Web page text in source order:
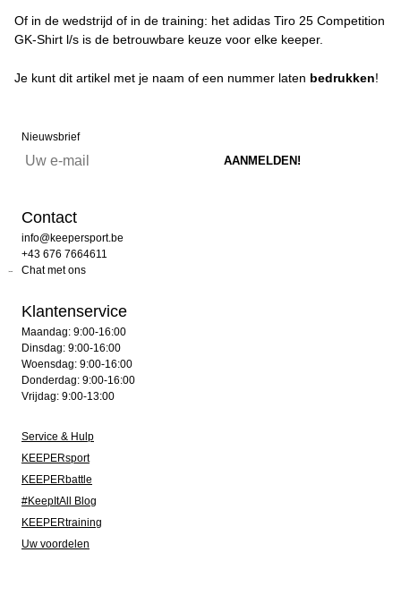
Of in de wedstrijd of in de training: het adidas Tiro 25 Competition
GK-Shirt l/s is de betrouwbare keuze voor elke keeper.
Je kunt dit artikel met je naam of een nummer laten bedrukken!
Nieuwsbrief
Contact
info@keepersport.be
+43 676 7664611
Chat met ons
Klantenservice
Maandag: 9:00-16:00
Dinsdag: 9:00-16:00
Woensdag: 9:00-16:00
Donderdag: 9:00-16:00
Vrijdag: 9:00-13:00
Service & Hulp
KEEPERsport
KEEPERbattle
#KeepItAll Blog
KEEPERtraining
Uw voordelen